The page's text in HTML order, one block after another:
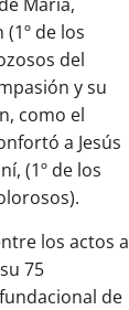
de los
del
y su
como el
a Jesús
(1º de los
los actos a
75
de